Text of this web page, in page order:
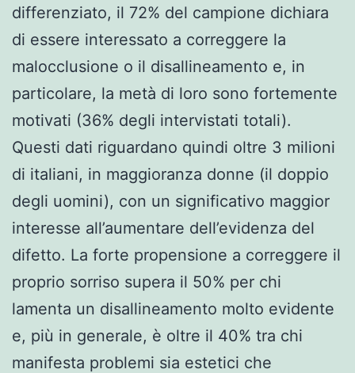
differenziato, il 72% del campione dichiara
di essere interessato a correggere la
malocclusione o il disallineamento e, in
particolare, la metà di loro sono fortemente
motivati (36% degli intervistati totali).
Questi dati riguardano quindi oltre 3 milioni
di italiani, in maggioranza donne (il doppio
degli uomini), con un significativo maggior
interesse all’aumentare dell’evidenza del
difetto. La forte propensione a correggere il
proprio sorriso supera il 50% per chi
lamenta un disallineamento molto evidente
e, più in generale, è oltre il 40% tra chi
manifesta problemi sia estetici che